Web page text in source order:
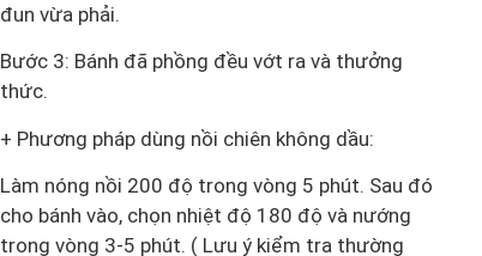
đun vừa phải.
Bước 3: Bánh đã phồng đều vớt ra và thưởng
thức.
+ Phương pháp dùng nồi chiên không dầu:
Làm nóng nồi 200 độ trong vòng 5 phút. Sau đó
cho bánh vào, chọn nhiệt độ 180 độ và nướng
trong vòng 3-5 phút. ( Lưu ý kiểm tra thường